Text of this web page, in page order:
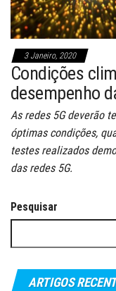
3 Janeiro, 2020
Condições
desempenho
As redes 5G deverão
óptimas condições,
testes realizados
das redes 5G.
Pesquisar
ARTIGOS